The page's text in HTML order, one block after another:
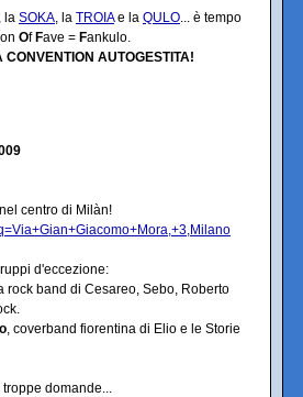
la SOKA, la TROIAe la QULO... è tempo
Of Fave = Fankulo.
CONVENTION AUTOGESTITA!
centro di Milàn!
d'eccezione:
rock band di Cesareo, Sebo, Roberto
, coverband fiorentina di Elio e le Storie
domande...